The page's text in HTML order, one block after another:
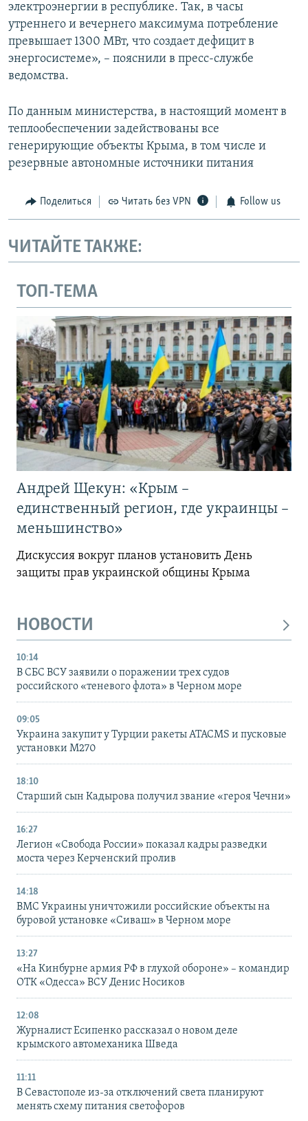
электроэнергии в республике. Так, в часы
утреннего и вечернего максимума потребление
превышает 1300 МВт, что создает дефицит в
энергосистеме», – пояснили в пресс-службе
ведомства.
По данным министерства, в настоящий момент в
теплообеспечении задействованы все
генерирующие объекты Крыма, в том числе и
резервные автономные источники питания
Поделиться Читать без VPN Follow us
ЧИТАЙТЕ ТАКЖЕ:
ТОП-ТЕМА
Андрей Щекун: «Крым –
единственный регион, где украинцы –
меньшинство»
Дискуссия вокруг планов установить День
защиты прав украинской общины Крыма
НОВОСТИ
10:14
В СБС ВСУ заявили о поражении трех судов
российского «теневого флота» в Черном море
09:05
Украина закупит у Турции ракеты ATACMS и пусковые
установки M270
18:10
Старший сын Кадырова получил звание «героя Чечни»
16:27
Легион «Свобода России» показал кадры разведки
моста через Керченский пролив
14:18
ВМС Украины уничтожили российские объекты на
буровой установке «Сиваш» в Черном море
13:27
«На Кинбурне армия РФ в глухой обороне» – командир
ОТК «Одесса» ВСУ Денис Носиков
12:08
Журналист Есипенко рассказал о новом деле
крымского автомеханика Шведа
11:11
В Севастополе из-за отключений света планируют
менять схему питания светофоров